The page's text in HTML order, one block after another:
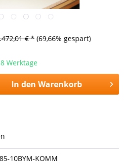
€ * (69,66% gespart)
Werktage
In den Warenkorb
10BYM-KOMM